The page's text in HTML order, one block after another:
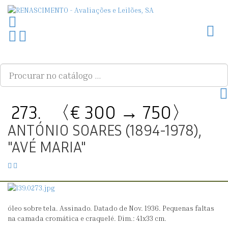
Ir
para
topo
PLG_SYSTEM_VPFRAMEWORK_SCROLL_TO_BOTTOM
273. 〈€ 300 → 750〉
ANTÓNIO SOARES (1894-1978),
"AVÉ MARIA"
272.
1500
1500〉
SARAH
2500
2600〉
FAQUEIRO
óleo sobre tela. Assinado. Datado de Nov. 1936. Pequenas faltas
na camada cromática e craquelé. Dim.: 41x33 cm.